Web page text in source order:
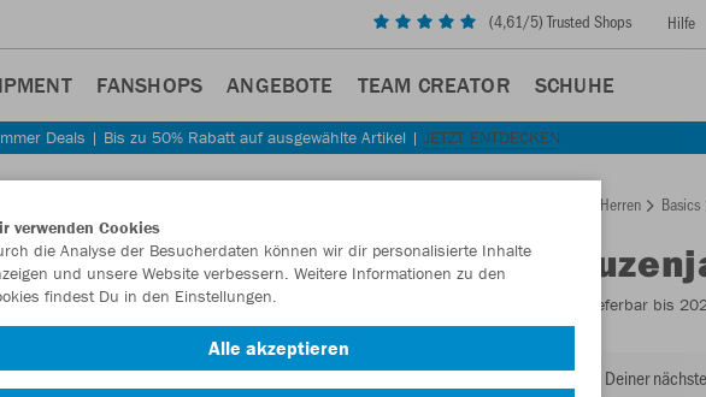
(4,61/5) Trusted Shops Hilfe
FANSHOPS ANGEBOTE TEAM CREATOR SCHUHE
Deals | Bis zu 50% Rabatt auf ausgewählte Artikel | JETZT ENTDECKEN
Herren Basics
JAKO
- Lieferbar bis
Lust auf 30% Rabatt bei Deiner
verwenden Cookies
die Analyse der Besucherdaten können wir dir personalisierte Inhalte
und unsere Website verbessern. Weitere Informationen zu den
findest Du in den Einstellungen.
Alle akzeptieren